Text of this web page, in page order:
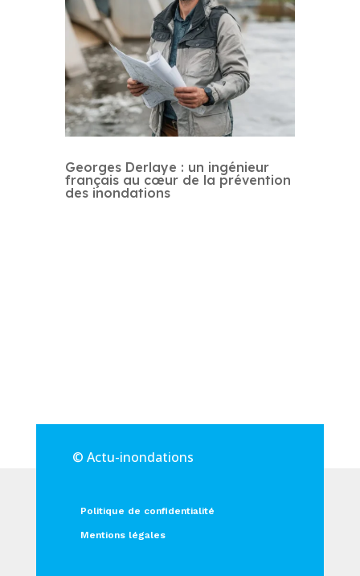
Georges Derlaye : un ingénieur
français au cœur de la prévention
des inondations
© Actu-inondations
Politique de confidentialité
Mentions légales